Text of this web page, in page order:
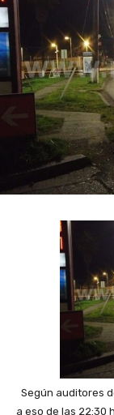
Según auditores
a eso de las 22:30